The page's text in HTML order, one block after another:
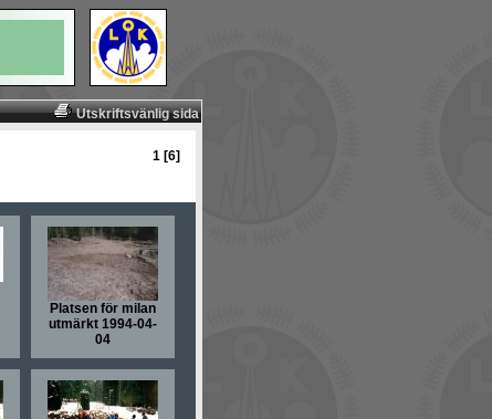
Utskriftsvänlig sida
1 [6]
Platsen för milan
utmärkt 1994-04-
04